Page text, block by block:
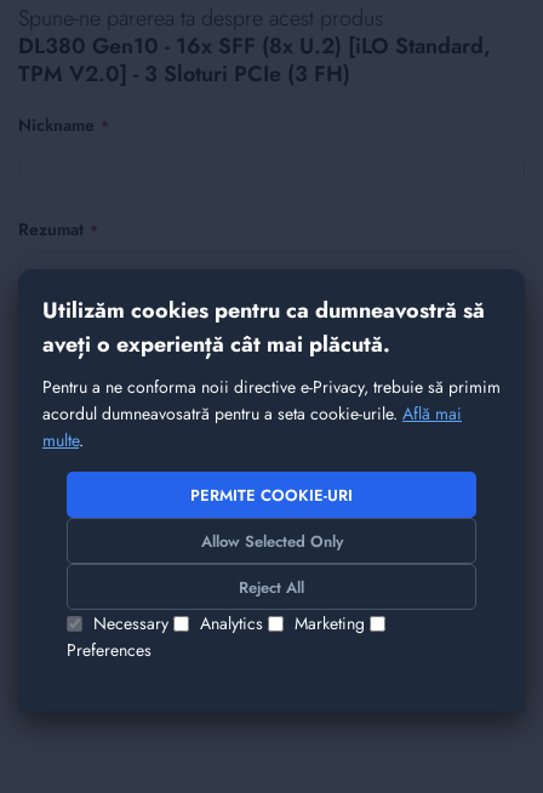
Utilizăm cookies pentru ca dumneavostră să
aveți o experiență cât mai plăcută.
Pentru a ne conforma noii directive e-Privacy, trebuie să primim
acordul dumneavosatră pentru a seta cookie-urile. Află mai
multe.
PERMITE COOKIE-URI
Allow Selected Only
Reject All
Necessary Analytics
Marketing
Preferences
Spune-ne parerea ta despre acest produs
DL380 Gen10 - 16x SFF (8x U.2) [iLO Standard,
TPM V2.0] - 3 Sloturi PCIe (3 FH)
Nickname
Rezumat
Recenzie
TRIMITE
Am găsit alte produse care v-ar plăcea!